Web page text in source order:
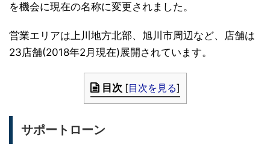
を機会に現在の名称に変更されました。
営業エリアは上川地方北部、旭川市周辺など、店舗は
23店舗(2018年2月現在)展開されています。
目次 [目次を見る]
サポートローン